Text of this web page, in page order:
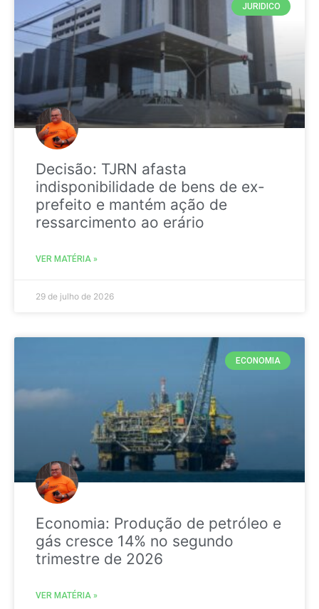
JURIDICO
Decisão: TJRN afasta
indisponibilidade de bens de ex-
prefeito e mantém ação de
ressarcimento ao erário
VER MATÉRIA »
29 de julho de 2026
ECONOMIA
Economia: Produção de petróleo e
gás cresce 14% no segundo
trimestre de 2026
VER MATÉRIA »